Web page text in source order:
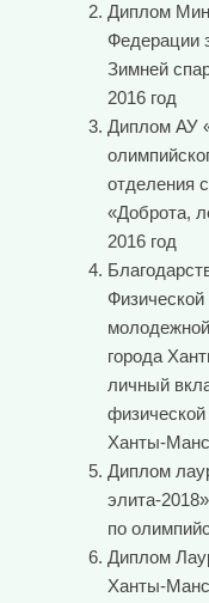
Диплом
Федерации
Зимней
2016 год
Диплом АУ
отделения
«Доброта,
2016 год
города
личный
физической
Ханты-
Диплом
элита-
по
Диплом
Ханты-